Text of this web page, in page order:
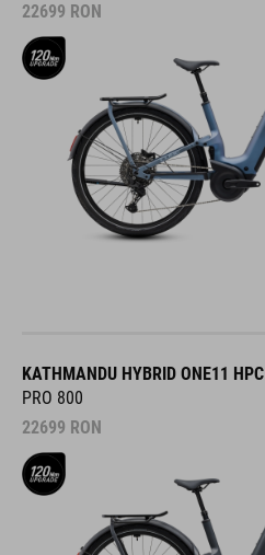
22699 RON
KATHMANDU HYBRID ONE11 HPC
PRO 800
22699 RON